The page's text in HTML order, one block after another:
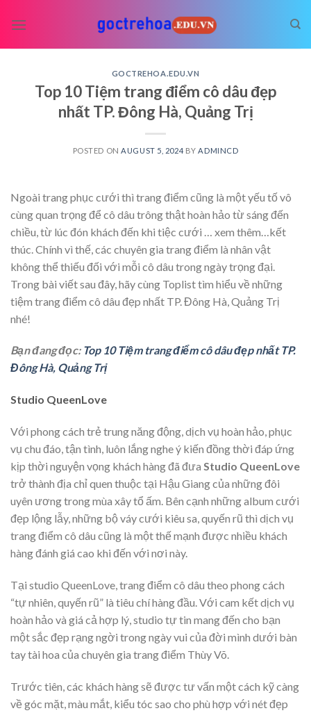
GOCTREHOA.EDU.VN
Top 10 Tiệm trang điểm cô dâu đẹp
nhất TP. Đông Hà, Quảng Trị
POSTED ON AUGUST 5, 2024 BY ADMINCD
Ngoài trang phục cưới thì trang điểm cũng là một yếu tố vô
cùng quan trọng để cô dâu trông thật hoàn hảo từ sáng đến
chiều, từ lúc đón khách đến khi tiệc cưới
… xem thêm… kết
thúc. Chính vì thế, các chuyên gia trang điểm là nhân vật
không thể thiếu đối với mỗi cô dâu trong ngày trọng đại.
Trong bài viết sau đây, hãy cùng Toplist tìm hiểu về những
tiệm trang điểm cô dâu đẹp nhất TP. Đông Hà, Quảng Trị
nhé!
Bạn đang đọc: Top 10 Tiệm trang điểm cô dâu đẹp nhất TP.
Đông Hà, Quảng Trị
Studio QueenLove
Với phong cách trẻ trung năng động, dịch vụ hoàn hảo, phục
vụ chu đáo, tận tình, luôn lắng nghe ý kiến đồng thời đáp ứng
kịp thời nguyện vọng khách hàng đã đưa Studio QueenLove
trở thành địa chỉ quen thuộc tại Hậu Giang của những đôi
uyên ương trong mùa xây tổ ấm. Bên cạnh những album cưới
đẹp lộng lẫy, những bộ váy cưới kiêu sa, quyến rũ thì dịch vụ
trang điểm cô dâu cũng là một thế mạnh được nhiều khách
hàng đánh giá cao khi đến với nơi này.
Tại studio QueenLove, trang điểm cô dâu theo phong cách
“tự nhiên, quyến rũ” là tiêu chí hàng đầu. Với cam kết dịch vụ
hoàn hảo và giá cả hợp lý, studio tự tin mang đến cho bạn
một sắc đẹp rạng ngời trong ngày vui của đời mình dưới bàn
tay tài hoa của chuyên gia trang điểm Thùy Võ.
Trước tiên, các khách hàng sẽ được tư vấn một cách kỹ càng
về góc mặt, màu mắt, kiểu tóc sao cho phù hợp với nét đẹp